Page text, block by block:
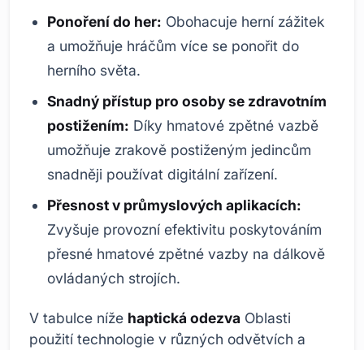
Ponoření do her: Obohacuje herní zážitek
a umožňuje hráčům více se ponořit do
herního světa.
Snadný přístup pro osoby se zdravotním
postižením: Díky hmatové zpětné vazbě
umožňuje zrakově postiženým jedincům
snadněji používat digitální zařízení.
Přesnost v průmyslových aplikacích:
Zvyšuje provozní efektivitu poskytováním
přesné hmatové zpětné vazby na dálkově
ovládaných strojích.
V tabulce níže haptická odezva Oblasti
použití technologie v různých odvětvích a